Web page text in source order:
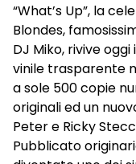
“What’s Up”, la
Blondes,
DJ Miko, rivive
vinile trasparente
a sole 500 copie
originali ed un
Peter e Ricky
Pubblicato